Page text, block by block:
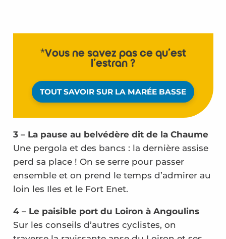
*Vous ne savez pas ce qu’est
l’estran ?
TOUT SAVOIR SUR LA MARÉE BASSE
3 – La pause au belvédère dit de la Chaume
Une pergola et des bancs : la dernière assise
perd sa place ! On se serre pour passer
ensemble et on prend le temps d’admirer au
loin les Iles et le Fort Enet.
4 – Le paisible port du Loiron à Angoulins
Sur les conseils d’autres cyclistes, on